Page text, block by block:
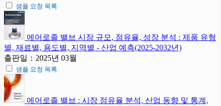
샘플 요청 목록
에어로졸 밸브 시장 규모, 점유율, 성장 분석 : 제품 유형
별, 재료별, 용도별, 지역별 - 산업 예측(2025-2032년)
출판일：2025년 03월
샘플 요청 목록
에어로졸 밸브 : 시장 점유율 분석, 산업 동향 및 통계,